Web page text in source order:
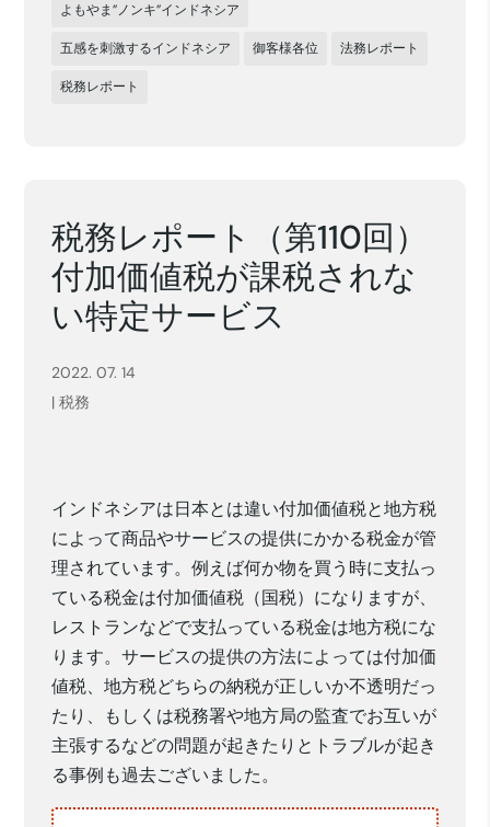
よもやま”ノンキ”インドネシア
五感を刺激するインドネシア 御客様各位 法務レポート
税務レポート
税務レポート（第110回）
付加価値税が課税されな
い特定サービス
2022. 07. 14
|税務
インドネシアは日本とは違い付加価値税と地方税
によって商品やサービスの提供にかかる税金が管
理されています。例えば何か物を買う時に支払っ
ている税金は付加価値税（国税）になりますが、
レストランなどで支払っている税金は地方税にな
ります。サービスの提供の方法によっては付加価
値税、地方税どちらの納税が正しいか不透明だっ
たり、もしくは税務署や地方局の監査でお互いが
主張するなどの問題が起きたりとトラブルが起き
る事例も過去ございました。